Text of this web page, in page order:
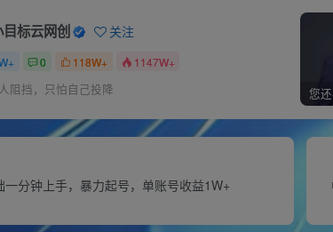
标云网创 关注
0 118W+ 1147W+
阻挡，只怕自己投降
分钟上手，暴力起号，单账号收益1W+